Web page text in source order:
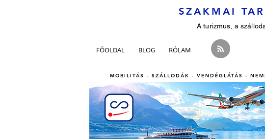
FŐOLDAL BLOG RÓLAM
SZAKMAI
A turizmus, a
MOBILITÁS - SZÁLLODÁK - VENDÉGLÁTÁS -